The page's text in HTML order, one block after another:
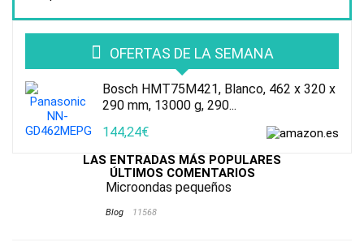
OFERTAS DE LA SEMANA
Bosch HMT75M421, Blanco, 462 x 320 x
290 mm, 13000 g, 290...
144,24€
LAS ENTRADAS MÁS POPULARES
ÚLTIMOS COMENTARIOS
Microondas pequeños
Blog 11568